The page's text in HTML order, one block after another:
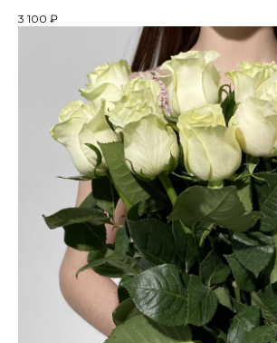
3 100 ₽